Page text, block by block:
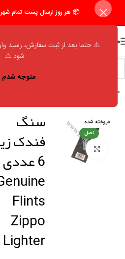
⚠️ حتما بعد از ثبت سفارش، رسید
شود ⚠️
متوجه
📦 هر روز ارسال پست تمام
منو
خانه
فروخته شده
اصل
برای بزرگنمایی کلیک کنید
سنگ
فندک
Flints
Zippo
Lighter